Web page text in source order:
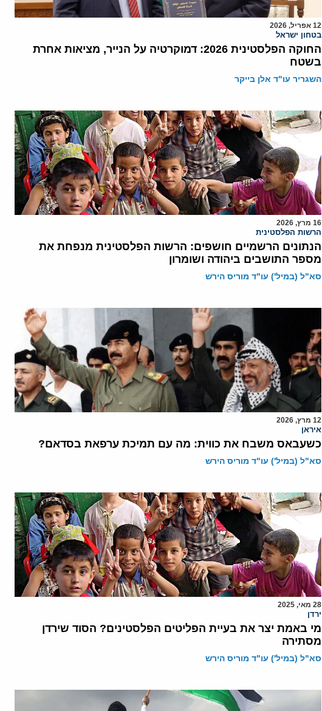
12 אפריל, 2026
בטחון ישראל
החוקה הפלסטינית 2026: דמוקרטיה על הנייר, מציאות אחרת
בשטח
השגריר עו"ד אלן בייקר
16 מרץ, 2026
הרשות הפלסטינית
הנתונים הרשמיים חושפים: הרשות הפלסטינית מנפחת את
מספר התושבים ביהודה ושומרון
סא"ל (במיל') עו"ד מוריס הירש
12 מרץ, 2026
איראן
כשעבאס משבח את כווית: מה עם תמיכת ערפאת בסדאם?
סא"ל (במיל') עו"ד מוריס הירש
28 מאי, 2025
ירדן
מי באמת יצר את בעיית הפליטים הפלסטינים? הסוד שירדן
מסתירה
סא"ל (במיל') עו"ד מוריס הירש